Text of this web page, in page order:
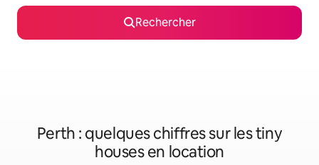
Rechercher
Perth : quelques chiffres sur les tiny
houses en location